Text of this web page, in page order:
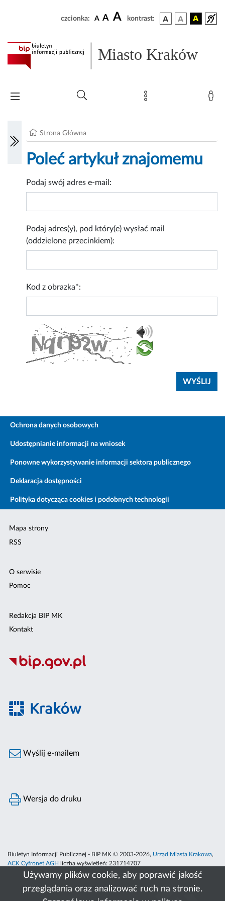
Używamy plików cookie, aby poprawić jakość
przeglądania oraz analizować ruch na stronie.
czcionka: A A A kontrast:
Miasto Kraków
Strona Główna
Poleć artykuł znajomemu
Podaj swój adres e-mail:
Podaj adres(y), pod który(e) wysłać mail
(oddzielone przecinkiem):
Kod z obrazka*:
Ochrona danych osobowych
Udostępnianie informacji na wniosek
Ponowne wykorzystywanie informacji sektora publicznego
Deklaracja dostępności
Polityka dotycząca cookies i podobnych technologii
Mapa strony
RSS
O serwisie
Pomoc
Redakcja BIP MK
Kontakt
Wyślij e-mailem
Wersja do druku
Biuletyn Informacji Publicznej - BIP MK © 2003-2026, Urząd Miasta Krakowa,
ACK Cyfronet AGH
liczba wyświetleń: 231714707